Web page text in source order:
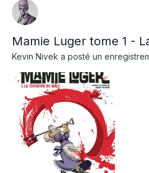
Mamie Luger tome 1 -
Kevin Nivek a posté un